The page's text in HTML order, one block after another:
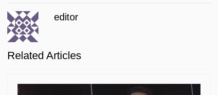
editor
Related Articles